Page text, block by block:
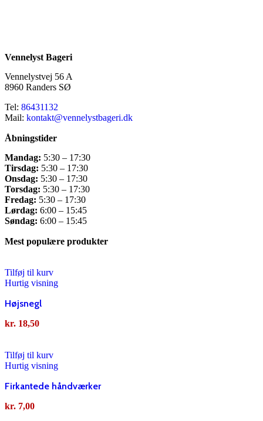
Vennelyst Bageri
Vennelystvej 56 A
8960 Randers SØ
Tel: 86431132
Mail: kontakt@vennelystbageri.dk
Åbningstider
Mandag: 5:30 – 17:30
Tirsdag: 5:30 – 17:30
Onsdag: 5:30 – 17:30
Torsdag: 5:30 – 17:30
Fredag: 5:30 – 17:30
Lørdag: 6:00 – 15:45
Søndag: 6:00 – 15:45
Mest populære produkter
Tilføj til kurv
Hurtig visning
Højsnegl
kr. 18,50
Tilføj til kurv
Hurtig visning
Firkantede håndværker
kr. 7,00